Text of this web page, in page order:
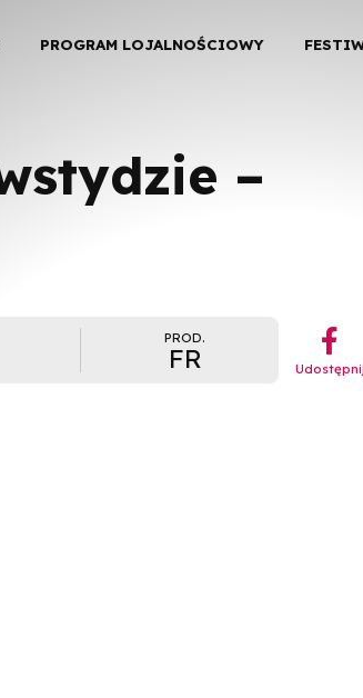
PROGRAM LOJALNOŚCIOWY
–
PROD.
FR
︁
Udostępnij